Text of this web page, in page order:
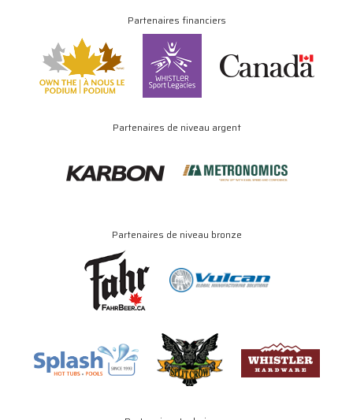
Partenaires financiers
Partenaires de niveau argent
Partenaires de niveau bronze